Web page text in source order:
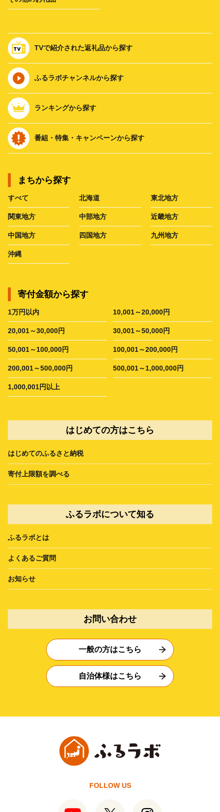
TVで紹介された返礼品から探す
ふるラボチャンネルから探す
ランキングから探す
番組・特集・キャンペーンから探す
まちから探す
すべて 北海道 東北地方
関東地方 中部地方 近畿地方
中国地方 四国地方 九州地方
沖縄
寄付金額から探す
1万円以内 10,001～20,000円
20,001～30,000円 30,001～50,000円
50,001～100,000円 100,001～200,000円
200,001～500,000円 500,001～1,000,000円
1,000,001円以上
はじめての方はこちら
はじめてのふるさと納税
寄付上限額を調べる
ふるラボについて知る
ふるラボとは
よくあるご質問
お知らせ
お問い合わせ
一般の方はこちら
自治体様はこちら
FOLLOW US